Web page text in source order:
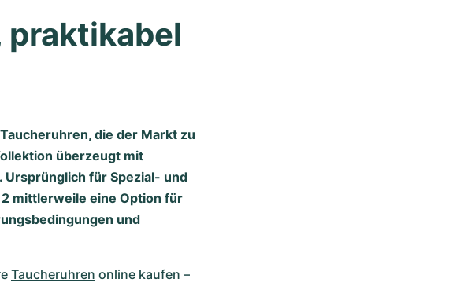
praktikabel
die der Markt zu
überzeugt mit
für Spezial- und
mittlerweile eine Option für
und
Taucheruhren online kaufen –